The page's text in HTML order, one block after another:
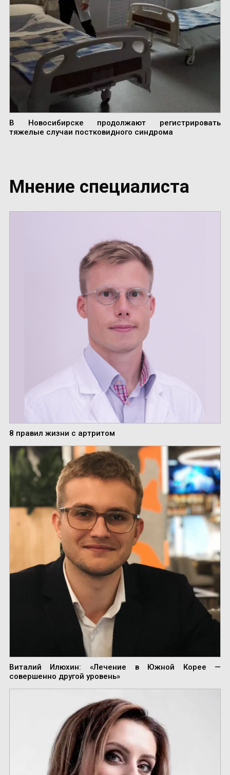
В Новосибирске продолжают регистрировать
тяжелые случаи постковидного синдрома
Мнение специалиста
8 правил жизни с артритом
Виталий Илюхин: «Лечение в Южной Корее —
совершенно другой уровень»